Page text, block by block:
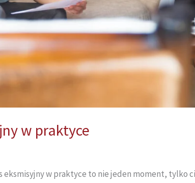
w praktyce
eksmisyjny w praktyce to nie jeden moment, tylko